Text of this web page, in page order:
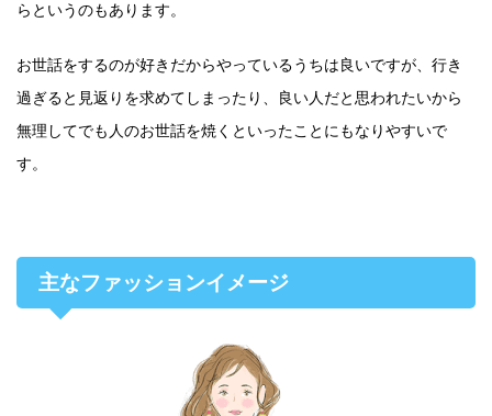
らというのもあります。
お世話をするのが好きだからやっているうちは良いですが、行き
過ぎると見返りを求めてしまったり、良い人だと思われたいから
無理してでも人のお世話を焼くといったことにもなりやすいで
す。
主なファッションイメージ